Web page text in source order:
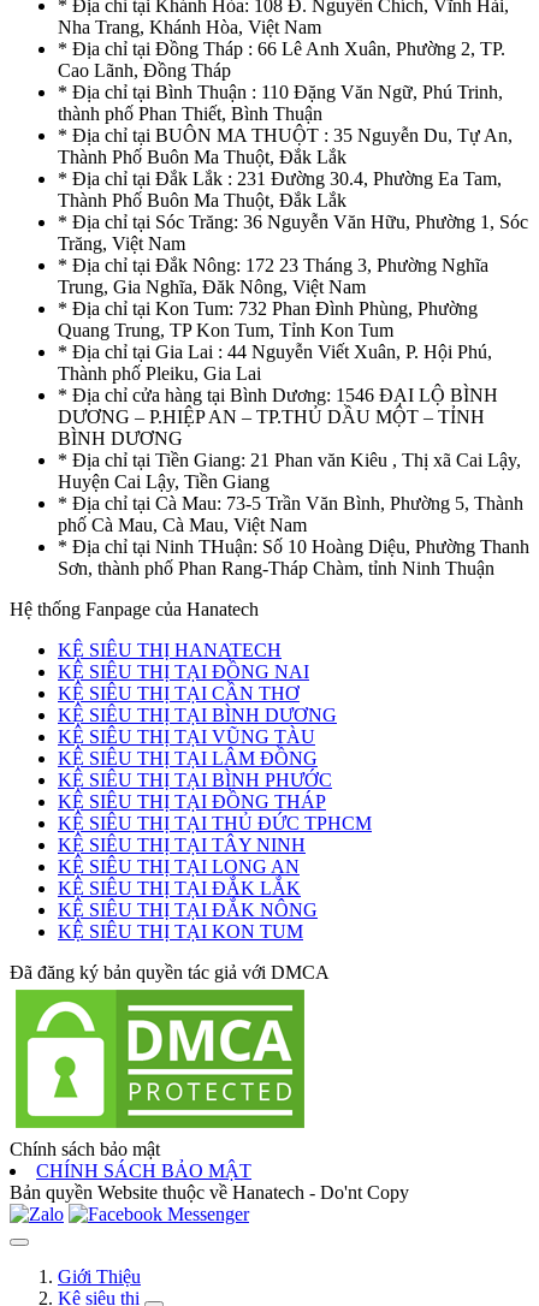
* Địa chỉ tại Khánh Hòa: 108 Đ. Nguyễn Chích, Vĩnh Hải,
Nha Trang, Khánh Hòa, Việt Nam
* Địa chỉ tại Đồng Tháp : 66 Lê Anh Xuân, Phường 2, TP.
Cao Lãnh, Đồng Tháp
* Địa chỉ tại Bình Thuận : 110 Đặng Văn Ngữ, Phú Trinh,
thành phố Phan Thiết, Bình Thuận
* Địa chỉ tại BUÔN MA THUỘT : 35 Nguyễn Du, Tự An,
Thành Phố Buôn Ma Thuột, Đắk Lắk
* Địa chỉ tại Đắk Lắk : 231 Đường 30.4, Phường Ea Tam,
Thành Phố Buôn Ma Thuột, Đắk Lắk
* Địa chỉ tại Sóc Trăng: 36 Nguyễn Văn Hữu, Phường 1, Sóc
Trăng, Việt Nam
* Địa chỉ tại Đắk Nông: 172 23 Tháng 3, Phường Nghĩa
Trung, Gia Nghĩa, Đăk Nông, Việt Nam
* Địa chỉ tại Kon Tum: 732 Phan Đình Phùng, Phường
Quang Trung, TP Kon Tum, Tỉnh Kon Tum
* Địa chỉ tại Gia Lai : 44 Nguyễn Viết Xuân, P. Hội Phú,
Thành phố Pleiku, Gia Lai
* Địa chỉ cửa hàng tại Bình Dương: 1546 ĐẠI LỘ BÌNH
DƯƠNG – P.HIỆP AN – TP.THỦ DẦU MỘT – TỈNH
BÌNH DƯƠNG
* Địa chỉ tại Tiền Giang: 21 Phan văn Kiêu , Thị xã Cai Lậy,
Huyện Cai Lậy, Tiền Giang
* Địa chỉ tại Cà Mau: 73-5 Trần Văn Bình, Phường 5, Thành
phố Cà Mau, Cà Mau, Việt Nam
* Địa chỉ tại Ninh THuận: Số 10 Hoàng Diệu, Phường Thanh
Sơn, thành phố Phan Rang-Tháp Chàm, tỉnh Ninh Thuận
Hệ thống Fanpage của Hanatech
KỆ SIÊU THỊ HANATECH
KỆ SIÊU THỊ TẠI ĐỒNG NAI
KỆ SIÊU THỊ TẠI CẦN THƠ
KỆ SIÊU THỊ TẠI BÌNH DƯƠNG
KỆ SIÊU THỊ TẠI VŨNG TÀU
KỆ SIÊU THỊ TẠI LÂM ĐỒNG
KỆ SIÊU THỊ TẠI BÌNH PHƯỚC
KỆ SIÊU THỊ TẠI ĐỒNG THÁP
KỆ SIÊU THỊ TẠI THỦ ĐỨC TPHCM
KỆ SIÊU THỊ TẠI TÂY NINH
KỆ SIÊU THỊ TẠI LONG AN
KỆ SIÊU THỊ TẠI ĐẮK LẮK
KỆ SIÊU THỊ TẠI ĐẮK NÔNG
KỆ SIÊU THỊ TẠI KON TUM
Đã đăng ký bản quyền tác giả với DMCA
Chính sách bảo mật
CHÍNH SÁCH BẢO MẬT
Bản quyền Website thuộc về Hanatech - Do'nt Copy
Giới Thiệu
Kệ siêu thị